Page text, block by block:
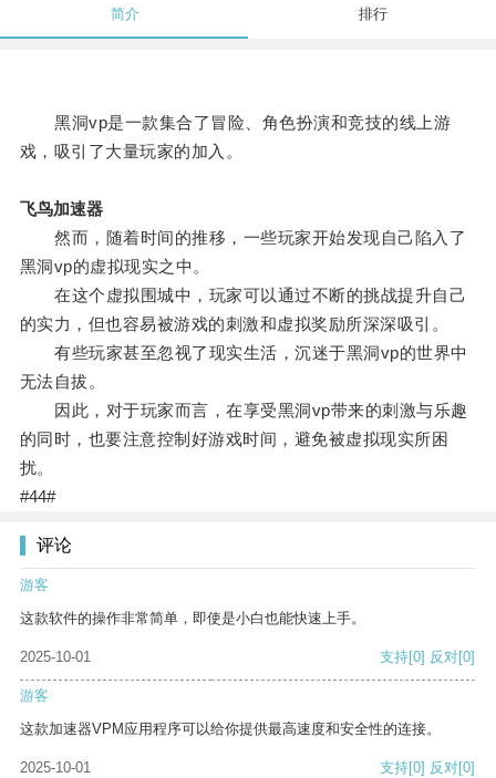
简介 排行
黑洞vp是一款集合了冒险、角色扮演和竞技的线上游
戏，吸引了大量玩家的加入。
飞鸟加速器
然而，随着时间的推移，一些玩家开始发现自己陷入了
黑洞vp的虚拟现实之中。
在这个虚拟围城中，玩家可以通过不断的挑战提升自己
的实力，但也容易被游戏的刺激和虚拟奖励所深深吸引。
有些玩家甚至忽视了现实生活，沉迷于黑洞vp的世界中
无法自拔。
因此，对于玩家而言，在享受黑洞vp带来的刺激与乐趣
的同时，也要注意控制好游戏时间，避免被虚拟现实所困
扰。
#44#
评论
游客
这款软件的操作非常简单，即使是小白也能快速上手。
2025-10-01 支持[0] 反对[0]
游客
这款加速器VPM应用程序可以给你提供最高速度和安全性的连接。
2025-10-01 支持[0] 反对[0]